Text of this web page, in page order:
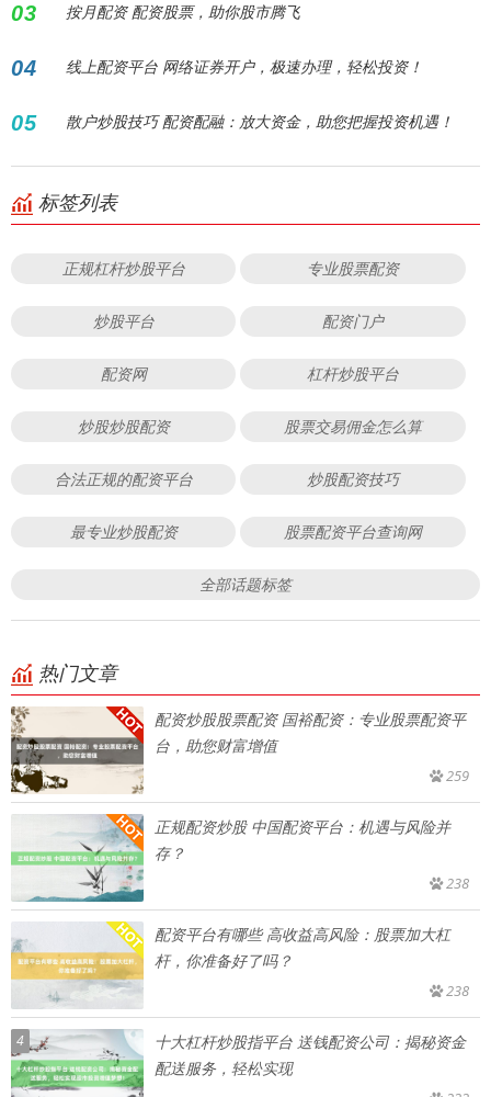
03 按月配资 配资股票，助你股市腾飞
04 线上配资平台 网络证券开户，极速办理，轻松投资！
05 散户炒股技巧 配资配融：放大资金，助您把握投资机遇！
标签列表
正规杠杆炒股平台 专业股票配资
炒股平台 配资门户
配资网 杠杆炒股平台
炒股炒股配资 股票交易佣金怎么算
合法正规的配资平台 炒股配资技巧
最专业炒股配资 股票配资平台查询网
全部话题标签
热门文章
配资炒股股票配资 国裕配资：专业股票配资平
台，助您财富增值
259
正规配资炒股 中国配资平台：机遇与风险并
存？
238
配资平台有哪些 高收益高风险：股票加大杠
杆，你准备好了吗？
238
4
十大杠杆炒股指平台 送钱配资公司：揭秘资金
配送服务，轻松实现